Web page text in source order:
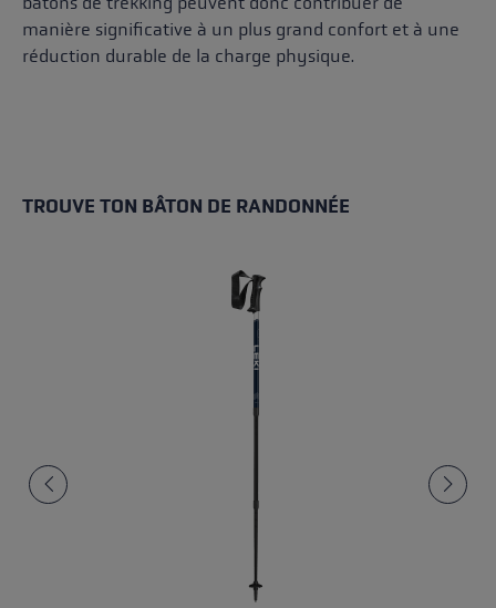
manière significative à un plus grand confort et à une
réduction durable de la charge physique.
TROUVE TON BÂTON DE RANDONNÉE